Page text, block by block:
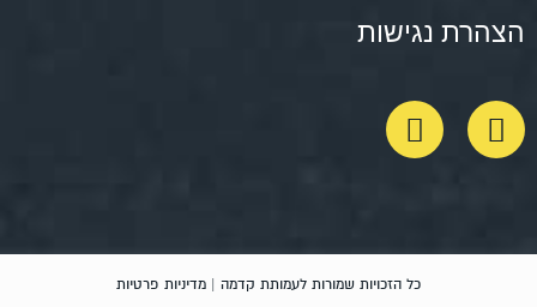
הצהרת נגישות
כל הזכויות שמורות לעמותת קדמה | מדיניות פרטיות